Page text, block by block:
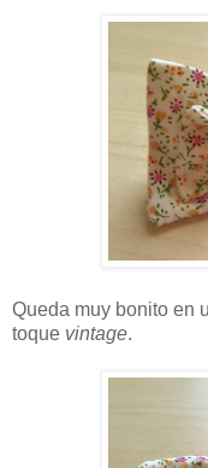
Queda muy bonito en
toque vintage.